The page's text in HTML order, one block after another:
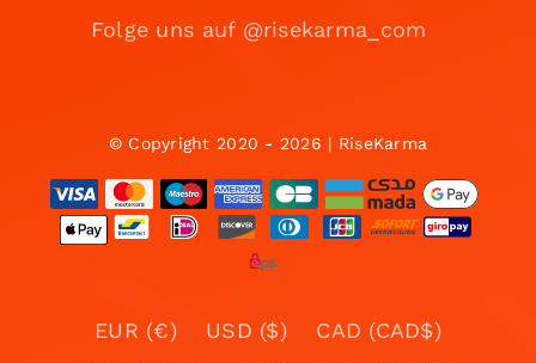
Folge uns auf @risekarma_com
© Copyright 2020 - 2026 | RiseKarma
EUR (€) USD ($)
CAD (CAD$)